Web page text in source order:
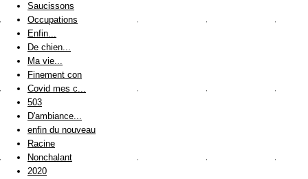
Saucissons
Occupations
Enfin...
De chien...
Ma vie...
Finement con
Covid mes c...
503
D'ambiance...
enfin du nouveau
Racine
Nonchalant
2020